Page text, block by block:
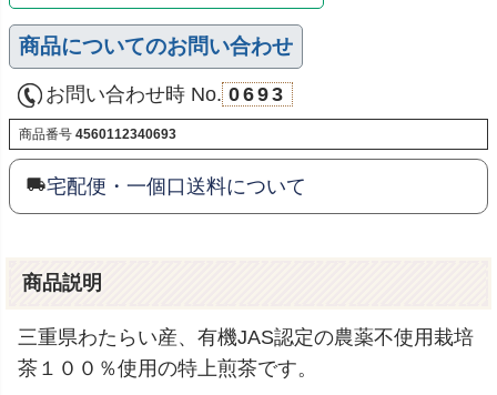
商品についてのお問い合わせ
お問い合わせ時 No. 0693
商品番号 4560112340693
宅配便・一個口送料について
商品説明
三重県わたらい産、有機JAS認定の農薬不使用栽培
茶１００％使用の特上煎茶です。